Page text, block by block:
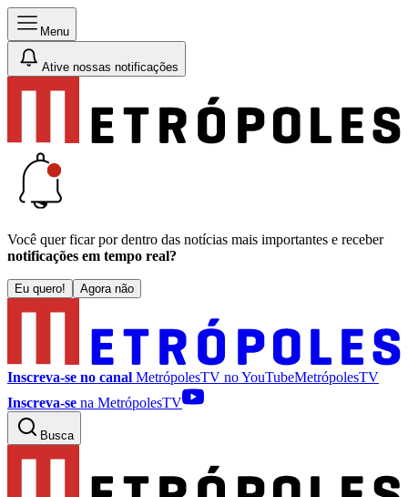
Menu
Ative nossas notificações
Você quer ficar por dentro das notícias mais importantes e receber
notificações em tempo real?
Eu quero! Agora não
Inscreva-se no canal MetrópolesTV noYouTubeMetrópolesTV
Inscreva-se na MetrópolesTV
Busca